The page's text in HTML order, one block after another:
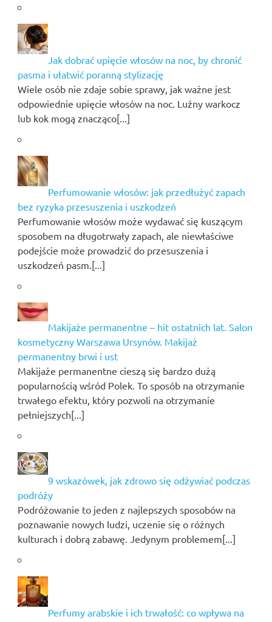
Jak dobrać upięcie włosów na noc, by chronić
pasma i ułatwić poranną stylizację
Wiele osób nie zdaje sobie sprawy, jak ważne jest
odpowiednie upięcie włosów na noc. Luźny warkocz
lub kok mogą znacząco[...]
Perfumowanie włosów: jak przedłużyć zapach
bez ryzyka przesuszenia i uszkodzeń
Perfumowanie włosów może wydawać się kuszącym
sposobem na długotrwały zapach, ale niewłaściwe
podejście może prowadzić do przesuszenia i
uszkodzeń pasm.[...]
Makijaże permanentne – hit ostatnich lat. Salon
kosmetyczny Warszawa Ursynów. Makijaż
permanentny brwi i ust
Makijaże permanentne cieszą się bardzo dużą
popularnością wśród Polek. To sposób na otrzymanie
trwałego efektu, który pozwoli na otrzymanie
pełniejszych[...]
9 wskazówek, jak zdrowo się odżywiać podczas
podróży
Podróżowanie to jeden z najlepszych sposobów na
poznawanie nowych ludzi, uczenie się o różnych
kulturach i dobrą zabawę. Jedynym problemem[...]
Perfumy arabskie i ich trwałość: co wpływa na